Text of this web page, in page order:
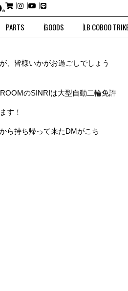
PARTS GOODS LB COBOO
、皆様いかがお過ごしでしょう
のSINRIは大型自動二輪免許
す！
ら持ち帰って来たDMがこち